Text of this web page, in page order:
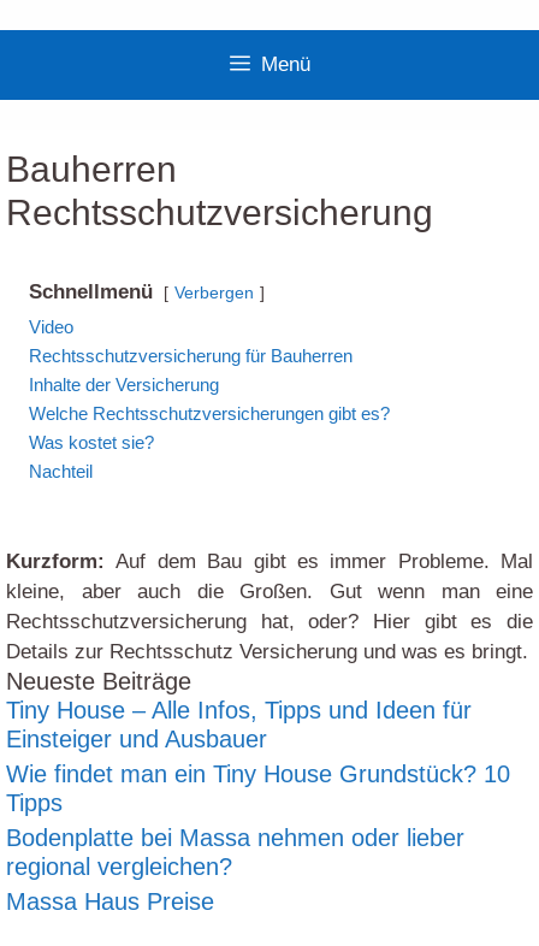
Menü
Bauherren
Rechtsschutzversicherung
Schnellmenü Verbergen
Video
Rechtsschutzversicherung für Bauherren
Inhalte der Versicherung
Welche Rechtsschutzversicherungen gibt es?
Was kostet sie?
Nachteil
Kurzform:Auf dem Bau gibt es immer Probleme. Mal
kleine, aber auch die Großen. Gut wenn man eine
Rechtsschutzversicherung hat, oder? Hier gibt es die
Details zur Rechtsschutz Versicherung und was es bringt.
Neueste Beiträge
Tiny House – Alle Infos, Tipps und Ideen für
Einsteiger und Ausbauer
Wie findet man ein Tiny House Grundstück? 10
Tipps
Bodenplatte bei Massa nehmen oder lieber
regional vergleichen?
Massa Haus Preise